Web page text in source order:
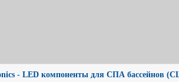
- LED компоненты для СПА бассейнов